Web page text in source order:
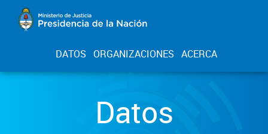
DATOS ORGANIZACIONES ACERCA
Datos